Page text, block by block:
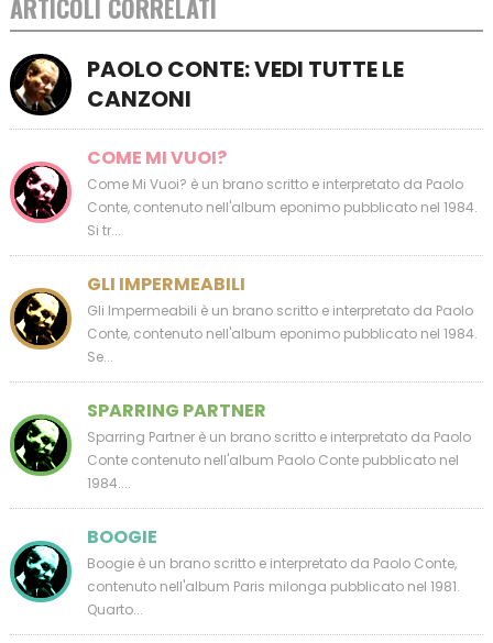
ARTICOLI CORRELATI
PAOLO CONTE: VEDI TUTTE LE
CANZONI
COME MI VUOI?
Come Mi Vuoi? è un brano scritto e interpretato da Paolo
Conte, contenuto nell'album eponimo pubblicato nel 1984.
Si tr...
GLI IMPERMEABILI
Gli Impermeabili è un brano scritto e interpretato da Paolo
Conte, contenuto nell'album eponimo pubblicato nel 1984.
Se...
SPARRING PARTNER
Sparring Partner è un brano scritto e interpretato da Paolo
Conte contenuto nell'album Paolo Conte pubblicato nel
1984....
BOOGIE
Boogie è un brano scritto e interpretato da Paolo Conte,
contenuto nell'album Paris milonga pubblicato nel 1981.
Quarto...